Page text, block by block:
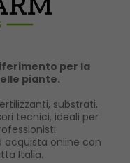
per la
piante.
substrati,
tecnici, ideali per
acquista online con
Italia.